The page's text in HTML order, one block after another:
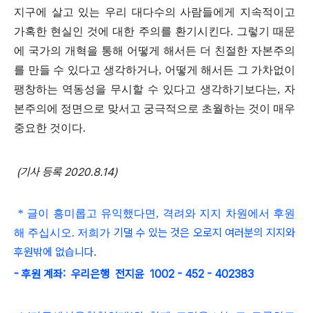
지구에 살고 있는 우리 대다수의 사람들에게 지속적이고
가혹한 현실인 것에 대한 주의를 환기시킨다. 그렇기 때문
에 국가의 개혁을 통해 어떻게 해서든 더 친절한 자본주의
를 만들 수 있다고 생각하거나, 어떻게 해서든 그 가차없이
팽창하는 역동성을 무시할 수 있다고 생각하기보다는, 자
본주의에 정면으로 맞서고 궁극적으로 초월하는 것이 매우
중요한 것이다.
(기사 등록 2020.8.14)
* 글이 흥미롭고 유익했다면, 격려와 지지 차원에서 후원
해 주십시오. 저희가 기댈 수 있는 것은 오로지 여러분의 지지와
후원밖에 없습니다.
- 후원 계좌: 우리은행 전지윤 1002 - 452 - 402383